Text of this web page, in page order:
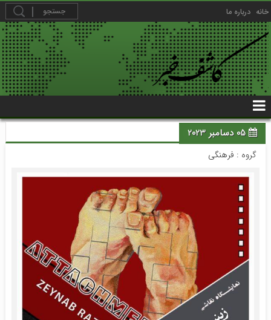
خانه درباره ما
05 دسامبر 2023
گروه : فرهنگی